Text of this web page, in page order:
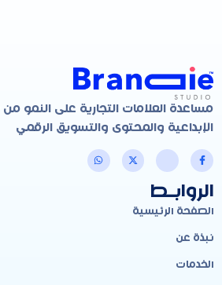
مساعدة العلامات التجارية على النمو من
الإبداعية والمحتوى والتسويق الرقمي
الروابـط
الصفحة الرئيسية
نبذة عن
الخدمات